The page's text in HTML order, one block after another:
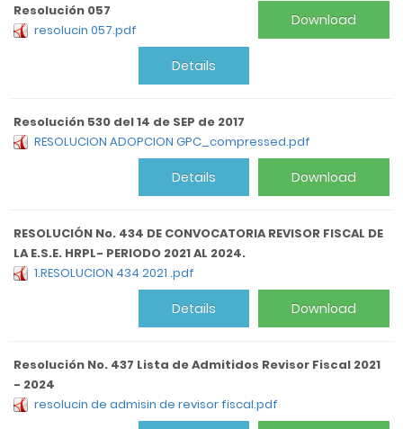
Resolución 057
resolucin 057.pdf
Download
Details
Resolución 530 del 14 de SEP de 2017
RESOLUCION ADOPCION GPC_compressed.pdf
Download
Details
RESOLUCIÓN No. 434 DE CONVOCATORIA REVISOR FISCAL DE
LA E.S.E. HRPL- PERIODO 2021 AL 2024.
1.RESOLUCION 434 2021 .pdf
Download
Details
Resolución No. 437 Lista de Admitidos Revisor Fiscal 2021
- 2024
resolucin de admisin de revisor fiscal.pdf